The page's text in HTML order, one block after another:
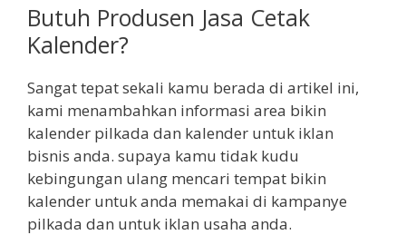
Butuh Produsen Jasa Cetak
Kalender?
Sangat tepat sekali kamu berada di artikel ini,
kami menambahkan informasi area bikin
kalender pilkada dan kalender untuk iklan
bisnis anda. supaya kamu tidak kudu
kebingungan ulang mencari tempat bikin
kalender untuk anda memakai di kampanye
pilkada dan untuk iklan usaha anda.